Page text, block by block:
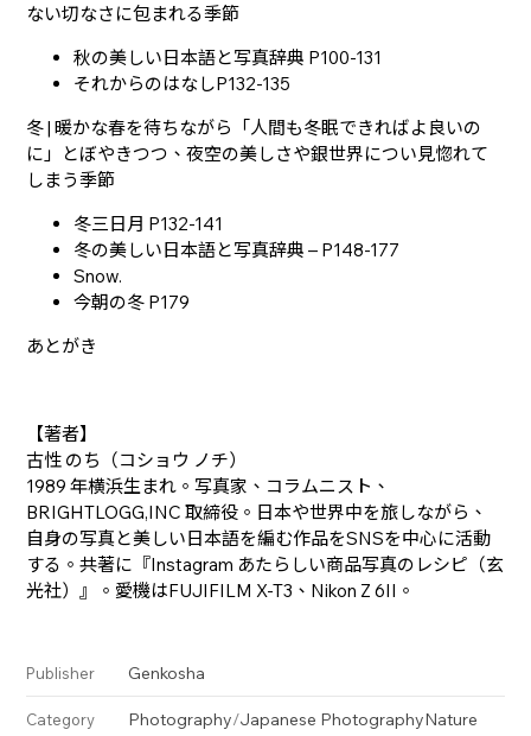
ない切なさに包まれる季節
秋の美しい日本語と写真辞典 P100-131
それからのはなしP132-135
冬 | 暖かな春を待ちながら「人間も冬眠できればよ良いの
に」とぼやきつつ、夜空の美しさや銀世界につい見惚れて
しまう季節
冬三日月 P132-141
冬の美しい日本語と写真辞典 – P148-177
Snow.
今朝の冬 P179
あとがき
【著者】
古性 のち（コショウ ノチ）
1989 年横浜生まれ。写真家、コラムニスト、
BRIGHTLOGG,INC 取締役。日本や世界中を旅しながら、
自身の写真と美しい日本語を編む作品をSNSを中心に活動
する。共著に『Instagram あたらしい商品写真のレシピ（玄
光社）』。愛機はFUJIFILM X-T3、Nikon Z 6II。
Publisher Genkosha
Category Photography/Japanese PhotographyNature